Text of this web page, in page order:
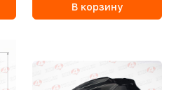
В корзину